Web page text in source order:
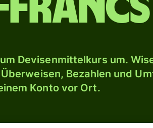
Francs
Devisenmittelkurs um.
Bezahlen und
Konto vor Ort.